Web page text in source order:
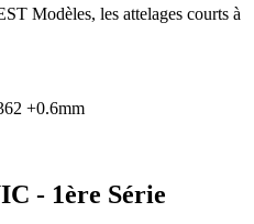
Modèles, les attelages courts à
+0.6mm
- 1ère Série